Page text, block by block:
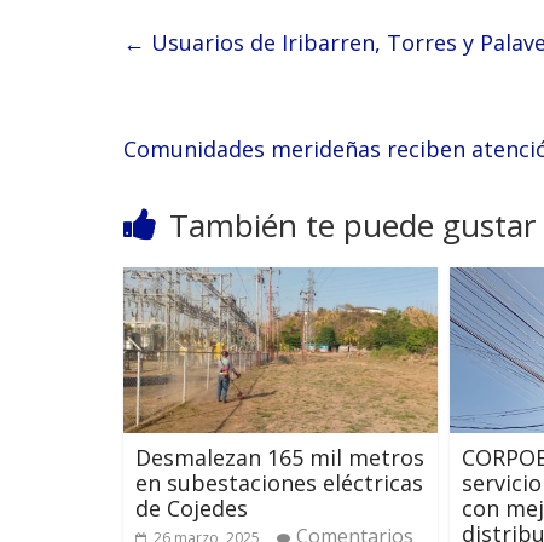
← Usuarios de Iribarren, Torres y
Comunidades merideñas reciben
También te puede gustar
Desmalezan 165 mil metros
en subestaciones eléctricas
de Cojedes
26 marzo, 2025 Comentarios
con